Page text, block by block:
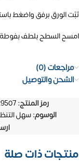
ثبّت الورق برفق واضغط
امسح السطح بلطف بفوطة
مراجعات (0)
الشحن والتوصيل
رمز المنتج:
الوسوم: سهل
منتجات ذات صلة